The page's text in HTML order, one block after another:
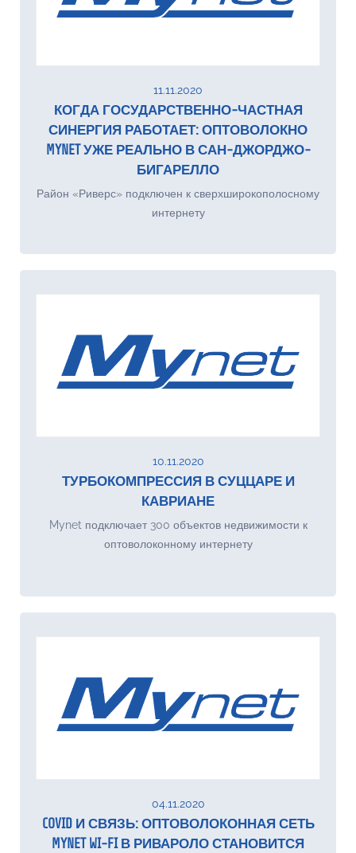
11.11.2020
КОГДА ГОСУДАРСТВЕННО-ЧАСТНАЯ
СИНЕРГИЯ РАБОТАЕТ: ОПТОВОЛОКНО
MYNET УЖЕ РЕАЛЬНО В САН-ДЖОРДЖО-
БИГАРЕЛЛО
Район «Риверс» подключен к сверхширокополосному
интернету
10.11.2020
ТУРБОКОМПРЕССИЯ В СУЦЦАРЕ И
КАВРИАНЕ
Mynet подключает 300 объектов недвижимости к
оптоволоконному интернету
04.11.2020
COVID И СВЯЗЬ: ОПТОВОЛОКОННАЯ СЕТЬ
MYNET WI-FI В РИВАРОЛО СТАНОВИТСЯ